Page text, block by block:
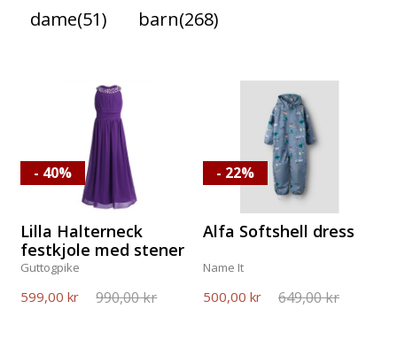
dame(51) barn(268)
Lilla Halterneck
festkjole med stener
Guttogpike
599,00 kr 990,00 kr
- 40%
Alfa Softshell dress
Name It
500,00 kr 649,00 kr
- 22%